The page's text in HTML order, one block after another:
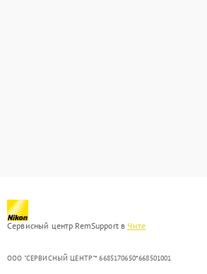
Сервисный центр RemSupport в Чите
ООО "СЕРВИСНЫЙ ЦЕНТР"* 6685170650*668501001